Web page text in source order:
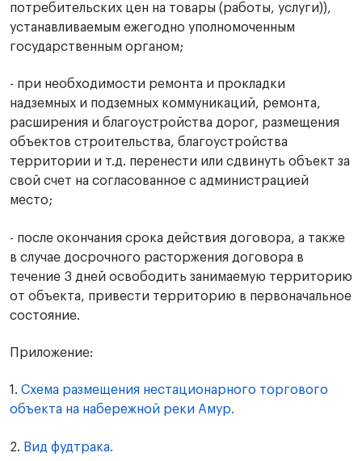
потребительских цен на товары (работы, услуги)),
устанавливаемым ежегодно уполномоченным
государственным органом;
- при необходимости ремонта и прокладки
надземных и подземных коммуникаций, ремонта,
расширения и благоустройства дорог, размещения
объектов строительства, благоустройства
территории и т.д. перенести или сдвинуть объект за
свой счет на согласованное с администрацией
место;
- после окончания срока действия договора, а также
в случае досрочного расторжения договора в
течение 3 дней освободить занимаемую территорию
от объекта, привести территорию в первоначальное
состояние.
Приложение:
1. Схема размещения нестационарного торгового
объекта на набережной реки Амур.
2. Вид фудтрака.